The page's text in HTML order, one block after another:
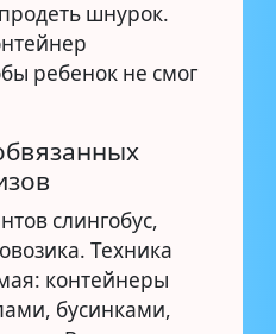
шнурок.
ребенок не смог
слингобус,
Техника
контейнеры
бусинками,